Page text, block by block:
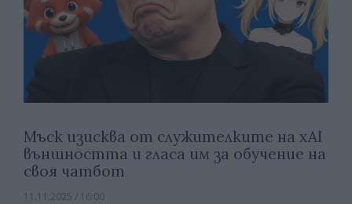
Мъск изисква от служителките на xAI
външността и гласа им за обучение на
своя чатбот
11.11.2025 / 16:00